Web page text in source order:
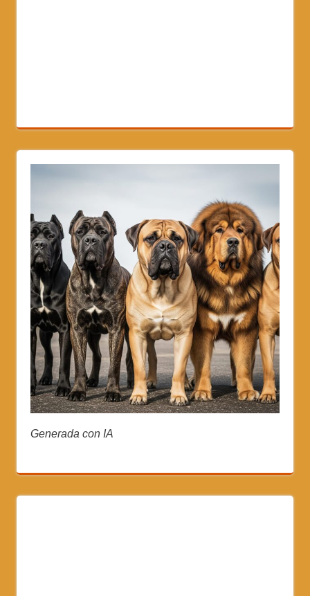
Generada con IA